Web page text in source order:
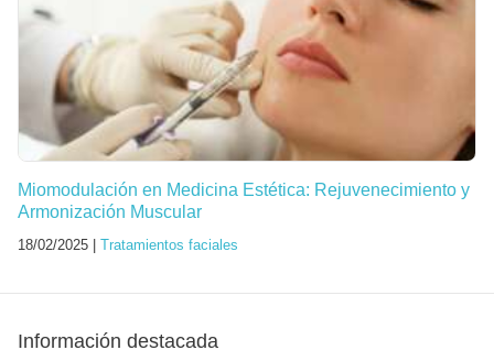
Miomodulación en Medicina Estética: Rejuvenecimiento y
Armonización Muscular
18/02/2025 | Tratamientos faciales
Información destacada